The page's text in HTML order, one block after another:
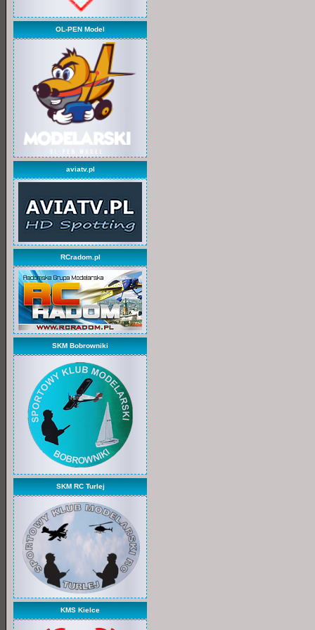
OL-PEN Model
aviatv.pl
RCradom.pl
SKM Bobrowniki
SKM RC Turlej
KMS Kielce